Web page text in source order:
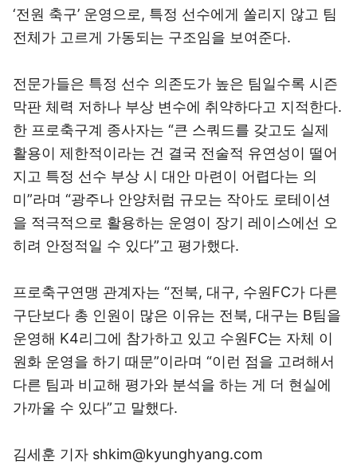
‘전원 축구’ 운영으로, 특정 선수에게 쏠리지 않고 팀
전체가 고르게 가동되는 구조임을 보여준다.
전문가들은 특정 선수 의존도가 높은 팀일수록 시즌
막판 체력 저하나 부상 변수에 취약하다고 지적한다.
한 프로축구계 종사자는 “큰 스쿼드를 갖고도 실제
활용이 제한적이라는 건 결국 전술적 유연성이 떨어
지고 특정 선수 부상 시 대안 마련이 어렵다는 의
미”라며 “광주나 안양처럼 규모는 작아도 로테이션
을 적극적으로 활용하는 운영이 장기 레이스에선 오
히려 안정적일 수 있다”고 평가했다.
프로축구연맹 관계자는 “전북, 대구, 수원FC가 다른
구단보다 총 인원이 많은 이유는 전북, 대구는 B팀을
운영해 K4리그에 참가하고 있고 수원FC는 자체 이
원화 운영을 하기 때문”이라며 “이런 점을 고려해서
다른 팀과 비교해 평가와 분석을 하는 게 더 현실에
가까울 수 있다”고 말했다.
김세훈 기자 shkim@kyunghyang.com